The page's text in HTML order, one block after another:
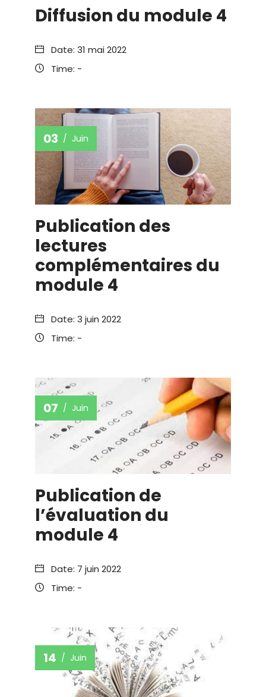
Diffusion du module 4
Date: 31 mai 2022
Time: -
03 Juin
Publication des
lectures
complémentaires du
module 4
Date: 3 juin 2022
Time: -
07 Juin
Publication de
l’évaluation du
module 4
Date: 7 juin 2022
Time: -
14 Juin